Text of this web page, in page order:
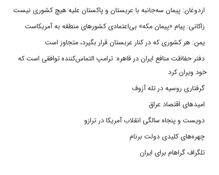
اردوغان: پیمان سه‌جانبه با عربستان و پاکستان علیه هیچ کشوری نیست
زاکانی: پیام «پیمان مکه» بی‌اعتمادی کشورهای منطقه به آمریکاست
یمن: هر کشوری که در کنار عربستان قرار بگیرد، متجاوز است
دفتر حفاظت منافع ایران در قاهره: ترامپ التماس‌کننده توافقی است که
خود ویران کرد
گرفتاری روسیه در تله آزوف
امیدهای اقتصاد عراق
دویست و پنجاه سالگی انقلاب آمریکا در ترازو
چهره‌های کلیدی دولت برنام
تلگراف گراهام برای ایران